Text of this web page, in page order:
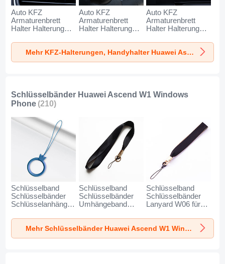
Auto KFZ
Armaturenbrett
Halter Halterung
AutoHalter
Halterungung
Handy BS6 für
Auto KFZ
Armaturenbrett
Halter Halterung
AutoHalter
Halterungung
Handy BS3 für
Auto KFZ
Armaturenbrett
Halter Halterung
AutoHalter
Halterungung
Magnet Handy BS1
Mehr KFZ-Halterungen, Handyhalter Huawei Ascend W1 Windows Phone
Schlüsselbänder Huawei Ascend W1 Windows
Phone (210)
Schlüsselband
Schlüsselbänder
Schlüsselanhänger
für Huawei Ascend
W1 Windows
Phone Blau
Schlüsselband
Schlüsselbänder
Umhängeband
Huawei Ascend W1
Windows Phone
Schwarz
Schlüsselband
Schlüsselbänder
Lanyard W06 für
Windows Phone
Schwarz
Mehr Schlüsselbänder Huawei Ascend W1 Windows Phone